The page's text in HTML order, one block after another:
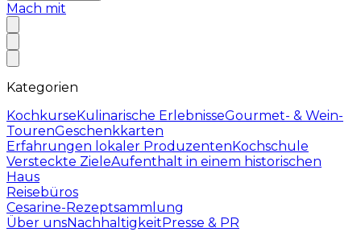
Mach mit
Kategorien
KochkurseKulinarische ErlebnisseGourmet- & Wein-
TourenGeschenkkarten
Erfahrungen lokaler ProduzentenKochschule
Versteckte ZieleAufenthalt in einem historischen
Haus
Reisebüros
Cesarine-Rezeptsammlung
Über unsNachhaltigkeitPresse & PR